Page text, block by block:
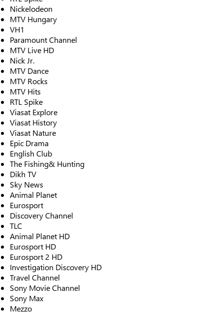
Nickelodeon
MTV Hungary
VH1
Paramount Channel
MTV Live HD
Nick Jr.
MTV Dance
MTV Rocks
MTV Hits
RTL Spike
Viasat Explore
Viasat History
Viasat Nature
Epic Drama
English Club
The Fishing& Hunting
Dikh TV
Sky News
Animal Planet
Eurosport
Discovery Channel
TLC
Animal Planet HD
Eurosport HD
Eurosport 2 HD
Investigation Discovery HD
Travel Channel
Sony Movie Channel
Sony Max
Mezzo